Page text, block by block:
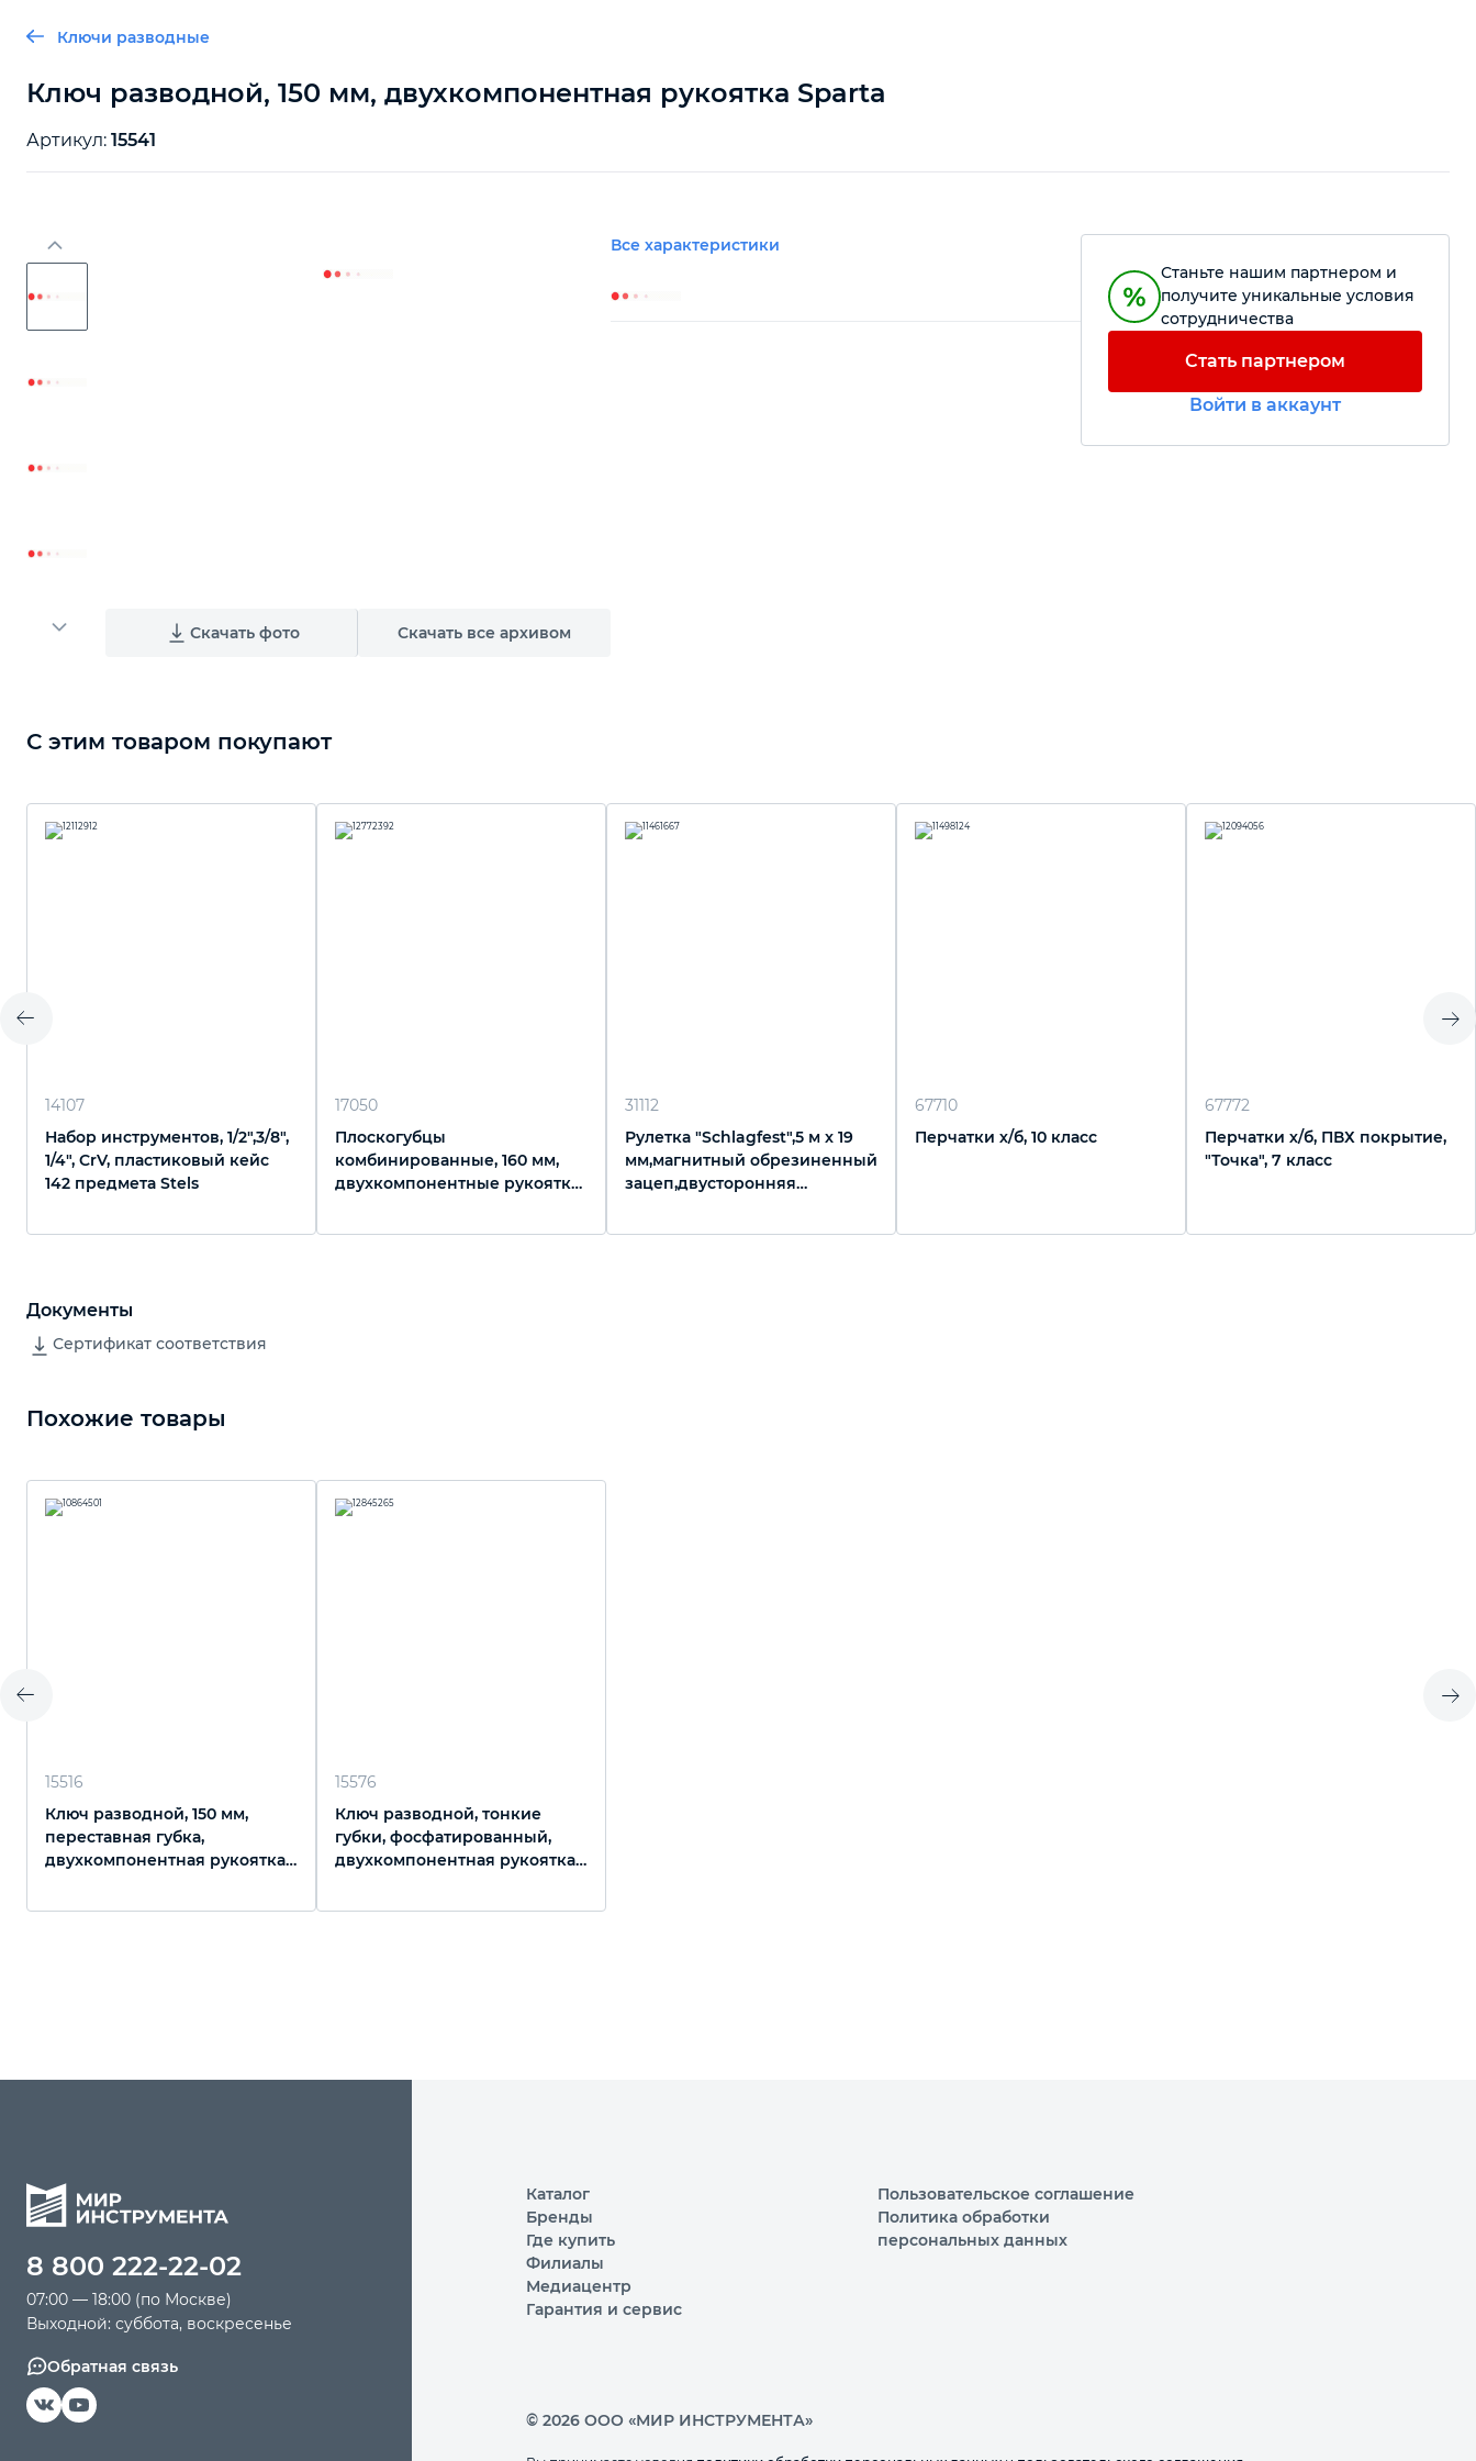
Ключи разводные
Ключ разводной, 150 мм, двухкомпонентная рукоятка Sparta
Артикул: 15541
Скачать фото Скачать все архивом
Все характеристики
Станьте нашим партнером и
получите уникальные условия
сотрудничества
Стать партнером
Войти в аккаунт
С этим товаром покупают
14107
Набор инструментов, 1/2",3/8",
1/4", CrV, пластиковый кейс
142 предмета Stels
17050
Плоскогубцы
комбинированные, 160 мм,
двухкомпонентные рукоятки
31112
Рулетка "Schlagfest",5 м x 19
мм,магнитный обрезиненный
зацеп,двусторонняя
67710
Перчатки х/б, 10 класс
67772
Перчатки х/б, ПВХ покрытие,
"Точка", 7 класс
Документы
Сертификат соответствия
Похожие товары
15516
Ключ разводной, 150 мм,
переставная губка,
двухкомпонентная рукоятка
15576
Ключ разводной, тонкие
губки, фосфатированный,
двухкомпонентная рукоятка,
8 800 222-22-02
07:00 — 18:00 (по Москве)
Выходной: суббота, воскресенье
Обратная связь
Каталог
Бренды
Где купить
Филиалы
Медиацентр
Гарантия и сервис
Пользовательское соглашение
Политика обработки
персональных данных
© 2026 ООО «МИР ИНСТРУМЕНТА»